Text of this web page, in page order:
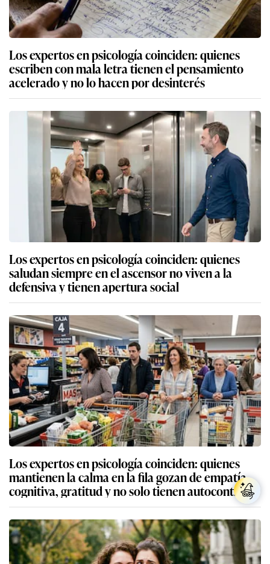
Los expertos en psicología coinciden: quienes
escriben con mala letra tienen el pensamiento
acelerado y no lo hacen por desinterés
Los expertos en psicología coinciden: quienes
saludan siempre en el ascensor no viven a la
defensiva y tienen apertura social
Los expertos en psicología coinciden: quienes
mantienen la calma en la fila gozan de empatía
cognitiva, gratitud y no solo tienen autocontrol